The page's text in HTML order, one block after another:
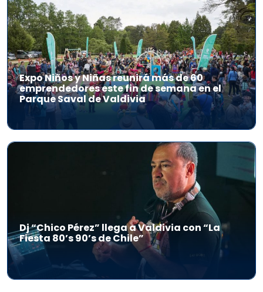
Expo Niños y Niñas reunirá más de 60
emprendedores este fin de semana en el
Parque Saval de Valdivia
Dj “Chico Pérez” llega a Valdivia con “La
Fiesta 80’s 90’s de Chile”